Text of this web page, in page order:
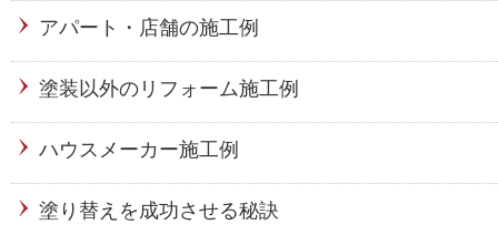
アパート・店舗の施工例
塗装以外のリフォーム施工例
ハウスメーカー施工例
塗り替えを成功させる秘訣